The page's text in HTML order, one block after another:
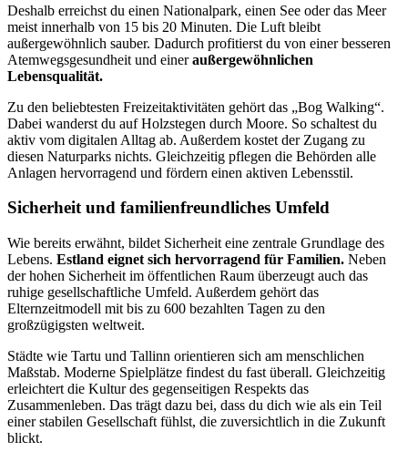
Deshalb erreichst du einen Nationalpark, einen See oder das Meer
meist innerhalb von 15 bis 20 Minuten. Die Luft bleibt
außergewöhnlich sauber. Dadurch profitierst du von einer besseren
Atemwegsgesundheit und eineraußergewöhnlichen
Lebensqualität.
Zu den beliebtesten Freizeitaktivitäten gehört das „Bog Walking“.
Dabei wanderst du auf Holzstegen durch Moore. So schaltest du
aktiv vom digitalen Alltag ab. Außerdem kostet der Zugang zu
diesen Naturparks nichts. Gleichzeitig pflegen die Behörden alle
Anlagen hervorragend und fördern einen aktiven Lebensstil.
Sicherheit und familienfreundliches Umfeld
Wie bereits erwähnt, bildet Sicherheit eine zentrale Grundlage des
Lebens. Estland eignet sich hervorragend für Familien. Neben
der hohen Sicherheit im öffentlichen Raum überzeugt auch das
ruhige gesellschaftliche Umfeld. Außerdem gehört das
Elternzeitmodell mit bis zu 600 bezahlten Tagen zu den
großzügigsten weltweit.
Städte wie Tartu und Tallinn orientieren sich am menschlichen
Maßstab. Moderne Spielplätze findest du fast überall. Gleichzeitig
erleichtert die Kultur des gegenseitigen Respekts das
Zusammenleben. Das trägt dazu bei, dass du dich wie als ein Teil
einer stabilen Gesellschaft fühlst, die zuversichtlich in die Zukunft
blickt.